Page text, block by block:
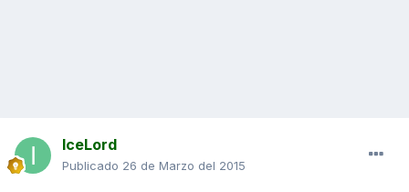
IceLord
Publicado 26 de Marzo del 2015